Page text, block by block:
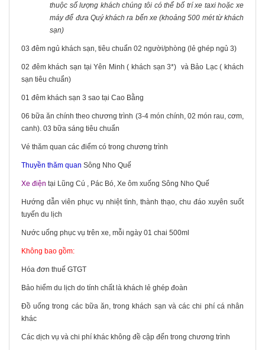
thuộc số lượng khách chúng tôi có thể bố trí xe taxi hoặc xe
máy để đưa Quý khách ra bến xe (khoảng 500 mét từ khách
sạn)
03 đêm ngủ khách sạn, tiêu chuẩn 02 người/phòng (lẻ ghép ngủ 3)
02 đêm khách sạn tại Yên Minh ( khách sạn 3*) và Bảo Lạc ( khách
sạn tiêu chuẩn)
01 đêm khách sạn 3 sao tại Cao Bằng
06 bữa ăn chính theo chương trình (3-4 món chính, 02 món rau, cơm,
canh). 03 bữa sáng tiêu chuẩn
Vé thăm quan các điểm có trong chương trình
Thuyền thăm quan Sông Nho Quế
Xe điện tại Lũng Cú , Pác Bó, Xe ôm xuống Sông Nho Quế
Hướng dẫn viên phục vụ nhiệt tình, thành thạo, chu đáo xuyên suốt
tuyến du lịch
Nước uống phục vụ trên xe, mỗi ngày 01 chai 500ml
Không bao gồm:
Hóa đơn thuế GTGT
Bảo hiểm du lịch do tính chất là khách lẻ ghép đoàn
Đồ uống trong các bữa ăn, trong khách sạn và các chi phí cá nhân
khác
Các dịch vụ và chi phí khác không đề cập đến trong chương trình